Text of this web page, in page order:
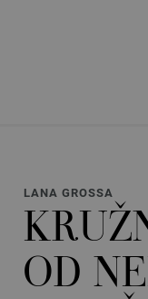
LANA GROSSA
OD